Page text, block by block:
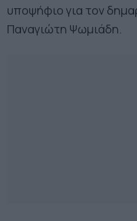
υποψήφιο για τον
Παναγιώτη Ψωμιάδη.